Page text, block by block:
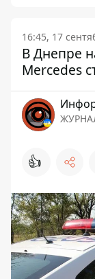
16:45, 17
В Днепре
Mercedes
👍